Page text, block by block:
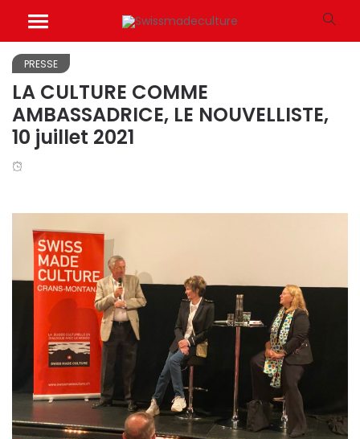
PRESSE
LA CULTURE COMME
AMBASSADRICE, LE NOUVELLISTE,
10 juillet 2021